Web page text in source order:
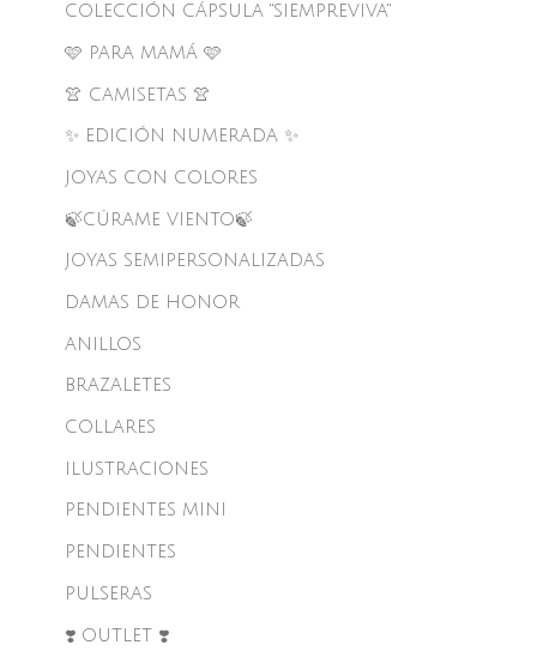
COLECCIÓN CÁPSULA "SIEMPREVIVA"
🩷 PARA MAMÁ 🩷
👚 CAMISETAS 👚
✨ EDICIÓN NUMERADA ✨
JOYAS CON COLORES
🍃CÚRAME VIENTO🍃
JOYAS SEMIPERSONALIZADAS
DAMAS DE HONOR
ANILLOS
BRAZALETES
COLLARES
ILUSTRACIONES
PENDIENTES MINI
PENDIENTES
PULSERAS
❣️ OUTLET ❣️